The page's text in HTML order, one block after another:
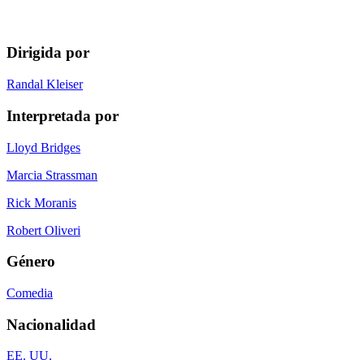
Dirigida por
Randal Kleiser
Interpretada por
Lloyd Bridges
Marcia Strassman
Rick Moranis
Robert Oliveri
Género
Comedia
Nacionalidad
EE. UU.